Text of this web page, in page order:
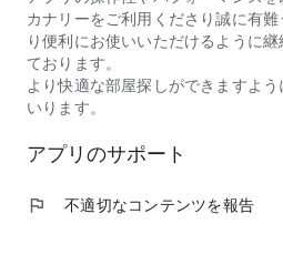
りの条件で検索し、素敵なお部屋探
賃貸物件検索アプリのカナリーで
を提供いたします。
・カナリー公式HP
https://canary-app.jp/
＊古いバージョンをお使いの方はア
カナリーをご利用くださり誠に有
り便利にお使いいただけるように
ております。
より快適な部屋探しができますよ
いります。
アプリのサポート
flag 不適切なコンテンツを報告